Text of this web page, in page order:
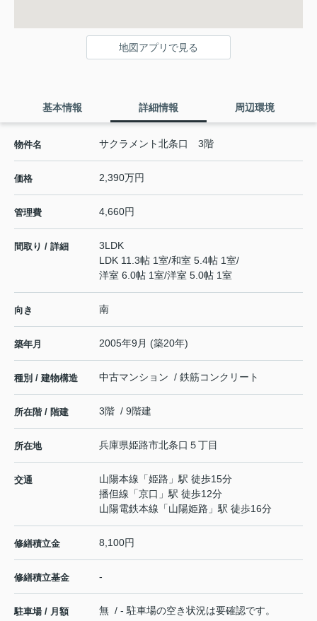
地図アプリで見る
基本情報 詳細情報 周辺環境
物件名 サクラメント北条口 3階
価格 2,390万円
管理費 4,660円
間取り / 詳細
3LDK
LDK 11.3帖 1室/和室 5.4帖 1室/
洋室 6.0帖 1室/洋室 5.0帖 1室
向き 南
築年月 2005年9月 (築20年)
種別 / 建物構造 中古マンション / 鉄筋コンクリート
所在階 / 階建 3階 / 9階建
所在地 兵庫県姫路市北条口 ５丁目
交通 山陽本線 「姫路 」駅 徒歩15分
播但線 「京口 」駅 徒歩12分
山陽電鉄本線 「山陽姫路 」駅 徒歩16分
修繕積立金 8,100円
修繕積立基金 -
駐車場 / 月額 無 / - 駐車場の空き状況は要確認です。